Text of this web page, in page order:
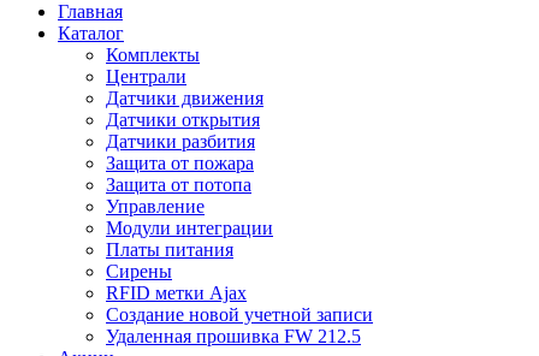
Главная
Каталог
Комплекты
Централи
Датчики движения
Датчики открытия
Датчики разбития
Защита от пожара
Защита от потопа
Управление
Модули интеграции
Платы питания
Сирены
RFID метки Ajax
Создание новой учетной записи
Удаленная прошивка FW 212.5